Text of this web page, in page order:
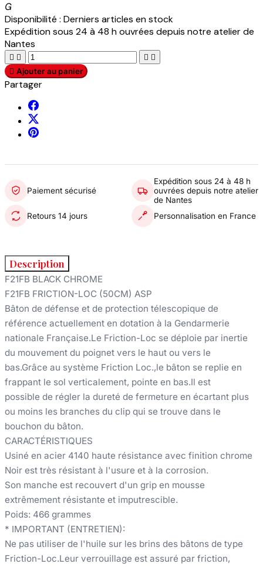

Disponibilité : Derniers articles en stock
Expédition sous 24 à 48 h ouvrées depuis notre atelier de
Nantes
   
 Ajouter au panier
Partager
Paiement sécurisé
Expédition sous 24 à 48 h
ouvrées depuis notre atelier
de Nantes
Retours 14 jours
Personnalisation en France
Description
F21FB BLACK CHROME
F21FB FRICTION-LOC (50CM) ASP
Bâton de défense et de protection télescopique de
référence actuellement en dotation à la Gendarmerie
nationale Française.Le Friction-Loc se déploie par inertie
du mouvement du poignet vers le haut ou vers le
bas.Grâce au système Friction Loc.,le bâton se replie en
frappant le sol verticalement, pointe en bas.Il est
possible de régler la dureté de fermeture en écartant plus
ou moins les branches du clip qui se trouve dans le
bouchon du bâton.
CARACTÉRISTIQUES
Usiné en acier 4140 haute résistance avec finition chrome
Noir est très résistant à l'usure et à la corrosion.
Son manche est recouvert d'un grip en mousse
extrêmement résistante et imputrescible.
Poids: 466 grammes
* IMPORTANT (ENTRETIEN):
Ne pas utiliser de l'huile sur les brins des bâtons de type
Friction-Loc.Leur verrouillage est assuré par friction,